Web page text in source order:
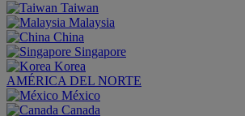
Taiwan
Malaysia
China
Singapore
Korea
AMÉRICA DEL NORTE
México
Canada